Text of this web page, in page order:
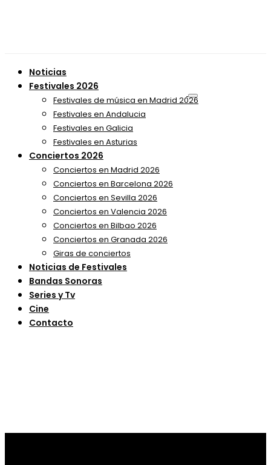
Noticias
Festivales 2026
Festivales de música en Madrid 2026
Festivales en Andalucia
Festivales en Galicia
Festivales en Asturias
Conciertos 2026
Conciertos en Madrid 2026
Conciertos en Barcelona 2026
Conciertos en Sevilla 2026
Conciertos en Valencia 2026
Conciertos en Bilbao 2026
Conciertos en Granada 2026
Giras de conciertos
Noticias de Festivales
Bandas Sonoras
Series y Tv
Cine
Contacto